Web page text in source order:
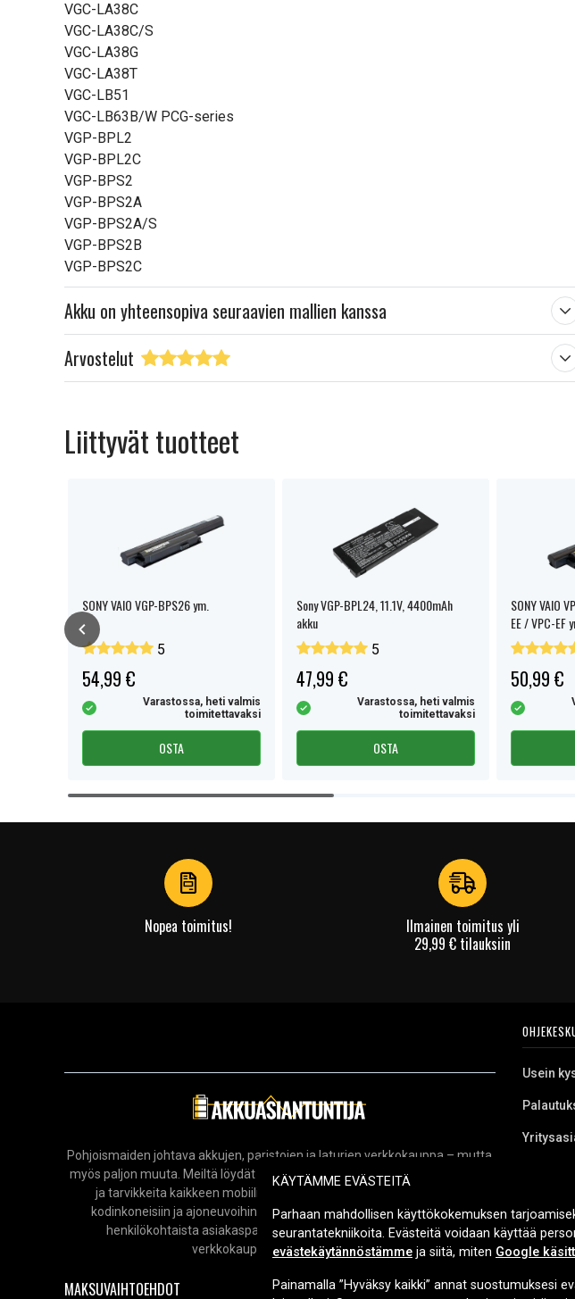
VGC-LA38C
VGC-LA38C/S
VGC-LA38G
VGC-LA38T
VGC-LB51
VGC-LB63B/W PCG-series
VGP-BPL2
VGP-BPL2C
VGP-BPS2
VGP-BPS2A
VGP-BPS2A/S
VGP-BPS2B
VGP-BPS2C
Akku on yhteensopiva seuraavien mallien kanssa
Arvostelut
Liittyvät tuotteet
SONY VAIO VGP-BPS26 ym.
5
54,99 €
Varastossa, heti valmis
toimitettavaksi
OSTA
Sony VGP-BPL24, 11.1V, 4400mAh
akku
5
47,99 €
Varastossa, heti valmis
toimitettavaksi
OSTA
SONY VAIO
EE / VPC-EF
50,99 €
Item
Nopea toimitus!
Ilmainen toimitus yli
29,99 € tilauksiin
Pohjoismaiden johtava akkujen, paristojen ja laturien verkkokauppa – mutta
myös paljon muuta. Meiltä löydät laajan valikoiman elektroniikkaa, varaosia
ja tarvikkeita kaikkeen mobiililaitteista ja tietokoneista työkaluihin,
kodinkoneisiin ja ajoneuvoihin. Tarjoamme nopeat toimitukset sekä
henkilökohtaista asiakaspalvelua aina tarvittaessa. Turvallista
verkkokauppaa vuodesta 2006.
Usein
MAKSUVAIHTOEHDOT
KÄYTÄMME EVÄSTEITÄ
Parhaan mahdollisen käyttökokemuksen
seurantatekniikoita. Evästeitä voidaan käyttää
evästekäytännöstämme ja siitä, miten Google
Painamalla ”Hyväksy kaikki” annat suostumuksesi